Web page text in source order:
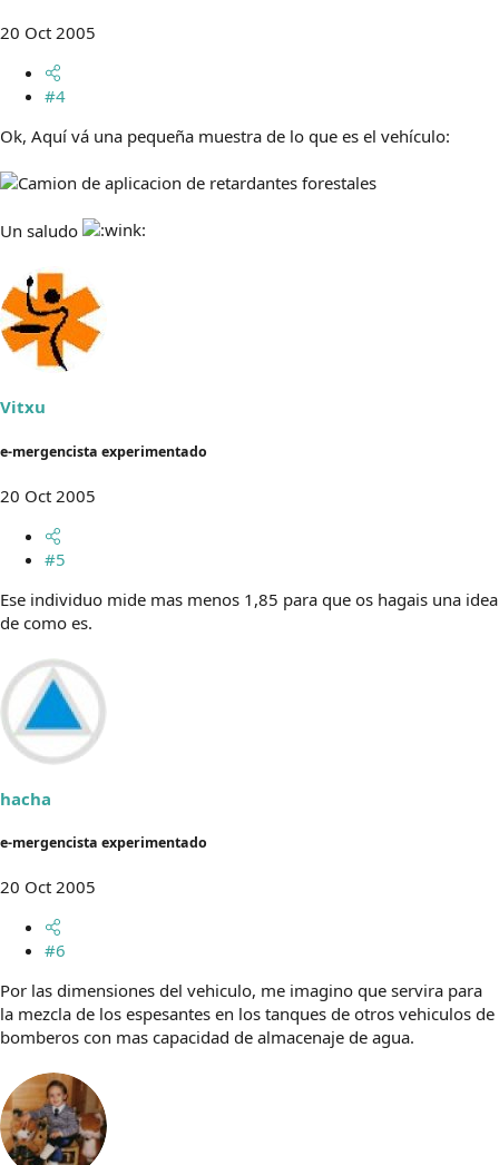
20 Oct 2005
#4
Ok, Aquí vá una pequeña muestra de lo que es el vehículo:
Un saludo
Vitxu
e-mergencista experimentado
20 Oct 2005
#5
Ese individuo mide mas menos 1,85 para que os hagais una idea
de como es.
hacha
e-mergencista experimentado
20 Oct 2005
#6
Por las dimensiones del vehiculo, me imagino que servira para
la mezcla de los espesantes en los tanques de otros vehiculos de
bomberos con mas capacidad de almacenaje de agua.